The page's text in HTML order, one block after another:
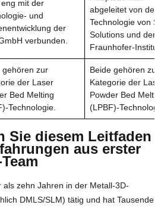
eng mit der
und
der
verbunden.
abgeleitet von der
Technologie von
Solutions und dem
Fraunhofer-Institut.
gehören zur
der Laser
Bed Melting
Technologie.
Beide gehören zur
Kategorie der Laser
Powder Bed
(LPBF)-
Sie diesem Leitfaden
aus erster
als zehn Jahren in der Metall-3D-
DMLS/SLM) tätig und hat Tausende